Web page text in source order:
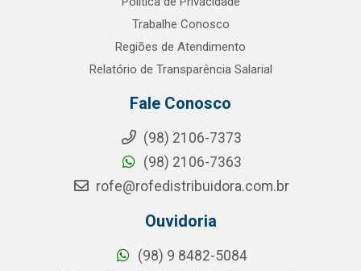
Trabalhe Conosco
Regiões de Atendimento
Relatório de Transparência Salarial
Fale Conosco
(98) 2106-7373
(98) 2106-7363
rofe@rofedistribuidora.com.br
Ouvidoria
(98) 9 8482-5084